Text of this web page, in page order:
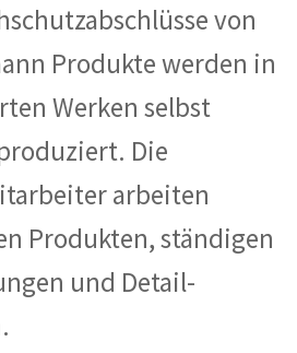
von
Produkte werden in
Werken selbst
Die
arbeiten
Produkten, ständigen
und Detail-